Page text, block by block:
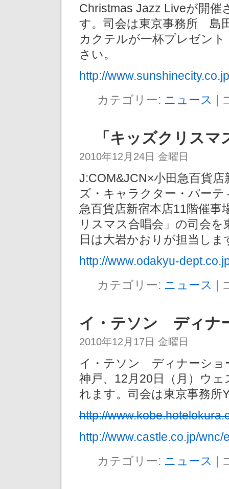
Christmas Jazz Liveが開催
す。司会は東京事務所 島
カクテルが一杯プレゼン
さい。
http://
カテゴリー: ニュース |
「キッズクリスマ
2010年12月24日 金曜日
J:COM&JCN×小田急百貨
ズ・キャラクター・パー
急百貨店新宿本店11階催
リスマス合唱会」の司会
日は大岩かおりが担当し
http://www.odakyu-
カテゴリー: ニュース |
イ・テソン ディナ
2010年12月17日 金曜日
イ・テソン ディナーショ
神戸、12月20日（月）ウ
れます。司会は東京事務所
http://
http://www.castle.co.jp/
カテゴリー: ニュース |